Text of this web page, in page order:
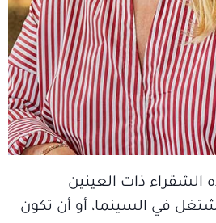
الشقراء ذات العينين
في السينما، أو أن تكون